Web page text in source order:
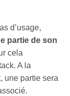
d’usage,
partie de son
cela
A la
une partie sera